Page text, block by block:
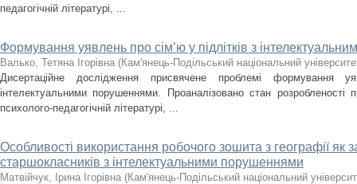
педагогічній літературі, ...
Формування уявлень про сім’ю у підлітків з
Валько, Тетяна Ігорівна (Кам'янець-Подільський національний
Дисертаційне дослідження присвячене проблемі формування
інтелектуальними порушеннями. Проаналізовано стан розробленості
психолого-педагогічній літературі, ...
Особливості використання робочого зошита з географії як
старшокласників з інтелектуальними порушеннями
Матвійчук, Ірина Ігорівна (Кам'янець-Подільський національний